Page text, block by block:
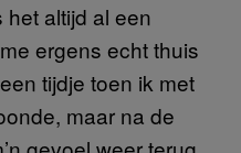
altijd al een
ergens echt thuis
tijdje toen ik met
maar na de